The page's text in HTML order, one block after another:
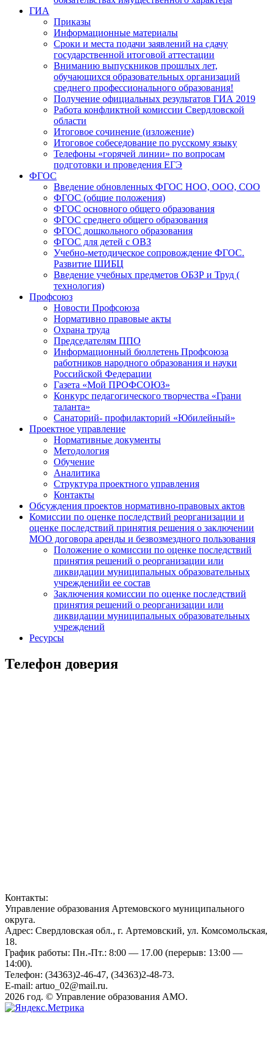
ГИА
Приказы
Информационные материалы
Сроки и места подачи заявлений на сдачу
государственной итоговой аттестации
Вниманию выпускников прошлых лет,
обучающихся образовательных организаций
среднего профессионального образования!
Получение официальных результатов ГИА 2019
Работа конфликтной комиссии Свердловской
области
Итоговое сочинение (изложение)
Итоговое собеседование по русскому языку
Телефоны «горячей линии» по вопросам
подготовки и проведения ЕГЭ
ФГОС
Введение обновленных ФГОС НОО, ООО, СОО
ФГОС (общие положения)
ФГОС основного общего образования
ФГОС среднего общего образования
ФГОС дошкольного образования
ФГОС для детей с ОВЗ
Учебно-методическое сопровождение ФГОС.
Развитие ШИБЦ
Введение учебных предметов ОБЗР и Труд (
технология)
Профсоюз
Новости Профсоюза
Нормативно правовые акты
Охрана труда
Председателям ППО
Информационный бюллетень Профсоюза
работников народного образования и науки
Российской Федерации
Газета «Мой ПРОФСОЮЗ»
Конкурс педагогического творчества «Грани
таланта»
Санаторий- профилакторий «Юбилейный»
Проектное управление
Нормативные документы
Методология
Обучение
Аналитика
Структура проектного управления
Контакты
Обсуждения проектов нормативно-правовых актов
Комиссии по оценке последствий реорганизации и
оценке последствий принятия решения о заключении
МОО договора аренды и безвозмездного пользования
Положение о комиссии по оценке последствий
принятия решений о реорганизации или
ликвидации муниципальных образовательных
учрежденийи ее состав
Заключения комиссии по оценке последствий
принятия решений о реорганизации или
ликвидации муниципальных образовательных
учреждений
Ресурсы
Телефон доверия
Контакты:
Управление образования Артемовского муниципального
округа.
Адрес: Свердловская обл., г. Артемовский, ул. Комсомольская,
18.
График работы: Пн.-Пт.: 8:00 — 17.00 (перерыв: 13:00 —
14:00).
Телефон: (34363)2-46-47, (34363)2-48-73.
E-mail: artuo_02@mail.ru.
2026 год. © Управление образования АМО.